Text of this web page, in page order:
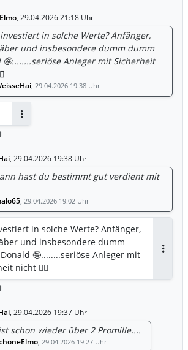
, 29.04.2026 21:18 Uhr
in solche Werte? Anfänger,
und insbesondere dumm dumm
🤪........seriöse Anleger mit Sicherheit
, 29.04.2026 19:38 Uhr
, 29.04.2026 19:38 Uhr
hast du bestimmt gut verdient mit
, 29.04.2026 19:02 Uhr
in solche Werte? Anfänger,
und insbesondere dumm
🤪........seriöse Anleger mit
nicht 🤷‍♂️
, 29.04.2026 19:37 Uhr
schon wieder über 2 Promille....
, 29.04.2026 19:27 Uhr